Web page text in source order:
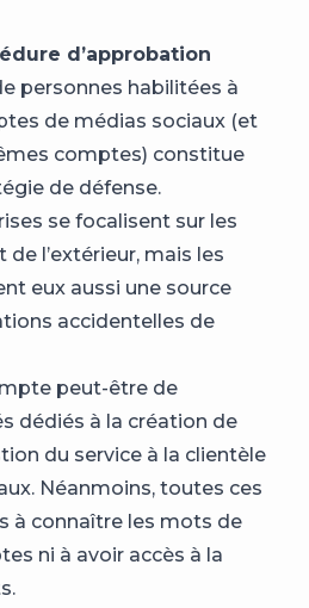
d’approbation
personnes habilitées à
de médias sociaux (et
comptes) constitue
de défense.
se focalisent sur les
l’extérieur, mais les
eux aussi une source
accidentelles de
peut-être de
dédiés à la création de
du service à la clientèle
Néanmoins, toutes ces
à connaître les mots de
ni à avoir accès à la